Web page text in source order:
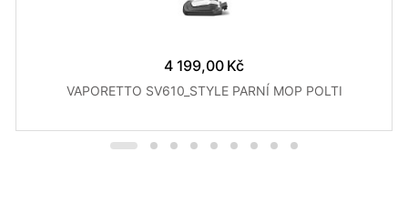
4 199,00 Kč
VAPORETTO SV610_STYLE PARNÍ MOP POLTI